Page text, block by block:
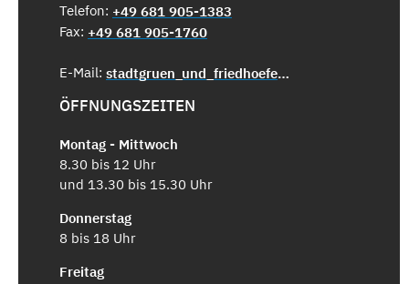
Telefon: +49 681 905-1383
Fax: +49 681 905-1760
E-Mail: stadtgruen_und_friedhoefe@saarbruecken.de
ÖFFNUNGSZEITEN
Montag - Mittwoch
8.30 bis 12 Uhr
und 13.30 bis 15.30 Uhr
Donnerstag
8 bis 18 Uhr
Freitag